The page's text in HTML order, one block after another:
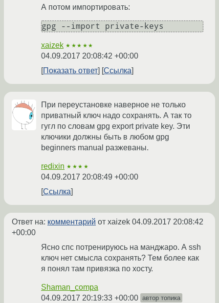
А потом импортировать:
xaizek ★★★★★
04.09.2017 20:08:42 +00:00
Показать ответ
Ссылка
При переустановке наверное не только
приватный ключ надо сохранять. А так то
гугл по словам gpg export private key. Эти
ключики должны быть в любом gpg
beginners manual разжеваны.
redixin ★★★★
04.09.2017 20:08:49 +00:00
Ссылка
Ответ на: комментарий от xaizek 04.09.2017 20:08:42
+00:00
Ясно спс потренируюсь на манджаро. А ssh
ключ нет смысла сохранять? Тем более как
я понял там привязка по хосту.
Shaman_compa
04.09.2017 20:19:33 +00:00 автор топика